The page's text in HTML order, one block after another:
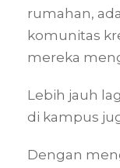
rumahan,
komunitas
mereka
Lebih jauh
di kampus
Dengan